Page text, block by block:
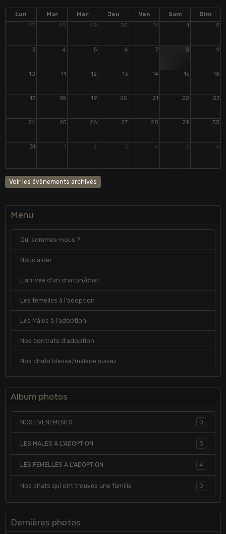
Lun Mar Mer Jeu Ven Sam
Dim
27
28 29 30 31 1 2
3 4 5 6 7 8 9
10 11 12 13 14 15 16
17 18 19 20 21 22 23
24 25 26 27 28 29 30
31 1 2 3 4 5 6
Voir les évènements archivés
Menu
Qui sommes-nous ?
Nous aider
L'arrivée d'un chaton/chat
Les femelles à l'adoption
Les Mâles à l'adoption
Nos contrats d'adoption
Nos chats blessé/malade suivez
Album photos
NOS EVENEMENTS 0
LES MALES A L'ADOPTION 3
LES FEMELLES A L'ADOPTION 4
Nos chats qui ont trouvés une famille 0
Dernières photos